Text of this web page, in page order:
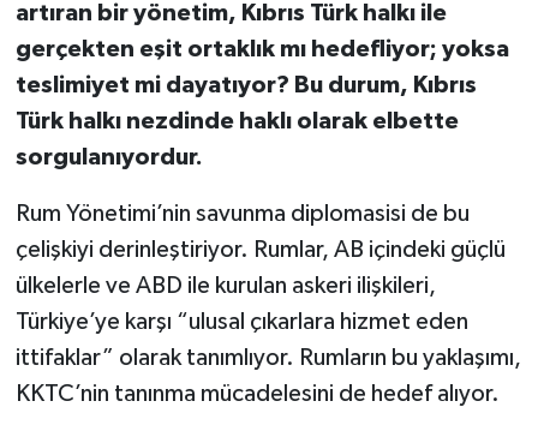
artıran bir yönetim, Kıbrıs Türk halkı ile
gerçekten eşit ortaklık mı hedefliyor; yoksa
teslimiyet mi dayatıyor? Bu durum, Kıbrıs
Türk halkı nezdinde haklı olarak elbette
sorgulanıyordur.
Rum Yönetimi’nin savunma diplomasisi de bu
çelişkiyi derinleştiriyor. Rumlar, AB içindeki güçlü
ülkelerle ve ABD ile kurulan askeri ilişkileri,
Türkiye’ye karşı “ulusal çıkarlara hizmet eden
ittifaklar” olarak tanımlıyor. Rumların bu yaklaşımı,
KKTC’nin tanınma mücadelesini de hedef alıyor.